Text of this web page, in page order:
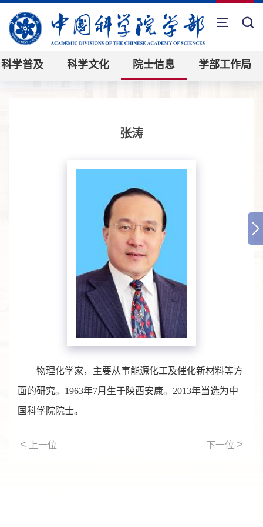
科学普及 科学文化 院士信息 学部工作局
张涛
物理化学家，主要从事能源化工及催化新材料等方
面的研究。1963年7月生于陕西安康。2013年当选为中
国科学院院士。
< 上一位 下一位 >